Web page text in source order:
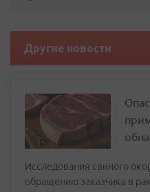
Другие новости
Исследования свиного
обращению заказчика в